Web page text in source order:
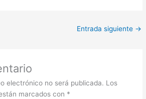
Entrada siguiente →
electrónico no será publicada. Los
marcados con *